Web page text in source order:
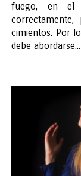
fuego, en el
cimientos. Por
debe abordarse...